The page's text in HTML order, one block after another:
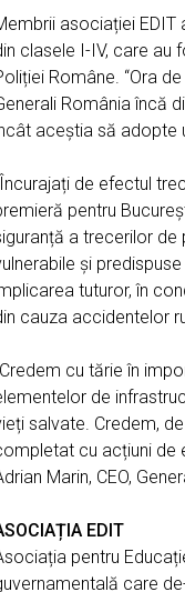
asociației EDIT
clasele I-IV, care au
Române. “Ora
România încă
aceștia să adopte
de efectul
pentru
a trecerilor de
și
tuturor, în
cauza accidentelor
cu tărie în
de
salvate. Credem,
cu acțiuni de
Marin, CEO,
EDIT
pentru
care